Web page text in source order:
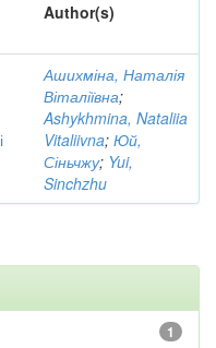
Author(s)
Ашихміна, Наталія
Віталіївна;
Ashykhmina, Nataliia
Vitaliivna; Юй,
Сіньчжу; Yui,
Sinchzhu
1